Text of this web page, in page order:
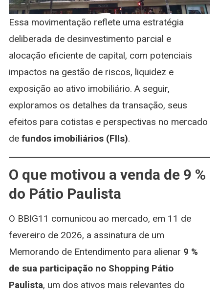
Essa movimentação reflete uma estratégia
deliberada de desinvestimento parcial e
alocação eficiente de capital, com potenciais
impactos na gestão de riscos, liquidez e
exposição ao ativo imobiliário. A seguir,
exploramos os detalhes da transação, seus
efeitos para cotistas e perspectivas no mercado
de fundos imobiliários (FIIs).
O que motivou a venda de 9 %
do Pátio Paulista
O BBIG11 comunicou ao mercado, em 11 de
fevereiro de 2026, a assinatura de um
Memorando de Entendimento para alienar 9 %
de sua participação no Shopping Pátio
Paulista, um dos ativos mais relevantes do